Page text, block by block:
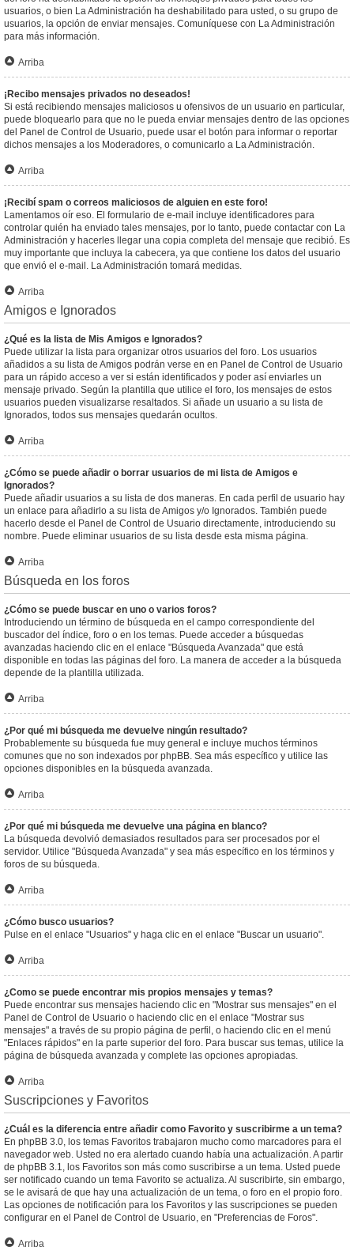
usuarios, o bien La Administración ha deshabilitado para usted, o su grupo de
usuarios, la opción de enviar mensajes. Comuníquese con La Administración
para más información.
Arriba
¡Recibo mensajes privados no deseados!
Si está recibiendo mensajes maliciosos u ofensivos de un usuario en particular,
puede bloquearlo para que no le pueda enviar mensajes dentro de las opciones
del Panel de Control de Usuario, puede usar el botón para informar o reportar
dichos mensajes a los Moderadores, o comunicarlo a La Administración.
Arriba
¡Recibí spam o correos maliciosos de alguien en este foro!
Lamentamos oír eso. El formulario de e-mail incluye identificadores para
controlar quién ha enviado tales mensajes, por lo tanto, puede contactar con La
Administración y hacerles llegar una copia completa del mensaje que recibió. Es
muy importante que incluya la cabecera, ya que contiene los datos del usuario
que envió el e-mail. La Administración tomará medidas.
Arriba
Amigos e Ignorados
¿Qué es la lista de Mis Amigos e Ignorados?
Puede utilizar la lista para organizar otros usuarios del foro. Los usuarios
añadidos a su lista de Amigos podrán verse en en Panel de Control de Usuario
para un rápido acceso a ver si están identificados y poder así enviarles un
mensaje privado. Según la plantilla que utilice el foro, los mensajes de estos
usuarios pueden visualizarse resaltados. Si añade un usuario a su lista de
Ignorados, todos sus mensajes quedarán ocultos.
Arriba
¿Cómo se puede añadir o borrar usuarios de mi lista de Amigos e
Ignorados?
Puede añadir usuarios a su lista de dos maneras. En cada perfil de usuario hay
un enlace para añadirlo a su lista de Amigos y/o Ignorados. También puede
hacerlo desde el Panel de Control de Usuario directamente, introduciendo su
nombre. Puede eliminar usuarios de su lista desde esta misma página.
Arriba
Búsqueda en los foros
¿Cómo se puede buscar en uno o varios foros?
Introduciendo un término de búsqueda en el campo correspondiente del
buscador del índice, foro o en los temas. Puede acceder a búsquedas
avanzadas haciendo clic en el enlace "Búsqueda Avanzada" que está
disponible en todas las páginas del foro. La manera de acceder a la búsqueda
depende de la plantilla utilizada.
Arriba
¿Por qué mi búsqueda me devuelve ningún resultado?
Probablemente su búsqueda fue muy general e incluye muchos términos
comunes que no son indexados por phpBB. Sea más específico y utilice las
opciones disponibles en la búsqueda avanzada.
Arriba
¿Por qué mi búsqueda me devuelve una página en blanco?
La búsqueda devolvió demasiados resultados para ser procesados por el
servidor. Utilice "Búsqueda Avanzada" y sea más específico en los términos y
foros de su búsqueda.
Arriba
¿Cómo busco usuarios?
Pulse en el enlace "Usuarios" y haga clic en el enlace "Buscar un usuario".
Arriba
¿Como se puede encontrar mis propios mensajes y temas?
Puede encontrar sus mensajes haciendo clic en "Mostrar sus mensajes" en el
Panel de Control de Usuario o haciendo clic en el enlace "Mostrar sus
mensajes" a través de su propio página de perfil, o haciendo clic en el menú
"Enlaces rápidos" en la parte superior del foro. Para buscar sus temas, utilice la
página de búsqueda avanzada y complete las opciones apropiadas.
Arriba
Suscripciones y Favoritos
¿Cuál es la diferencia entre añadir como Favorito y suscribirme a un tema?
En phpBB 3.0, los temas Favoritos trabajaron mucho como marcadores para el
navegador web. Usted no era alertado cuando había una actualización. A partir
de phpBB 3.1, los Favoritos son más como suscribirse a un tema. Usted puede
ser notificado cuando un tema Favorito se actualiza. Al suscribirte, sin embargo,
se le avisará de que hay una actualización de un tema, o foro en el propio foro.
Las opciones de notificación para los Favoritos y las suscripciones se pueden
configurar en el Panel de Control de Usuario, en "Preferencias de Foros".
Arriba